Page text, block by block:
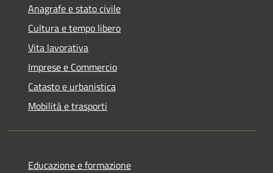
Anagrafe e stato civile
Cultura e tempo libero
Vita lavorativa
Imprese e Commercio
Catasto e urbanistica
Mobilità e trasporti
Educazione e formazione